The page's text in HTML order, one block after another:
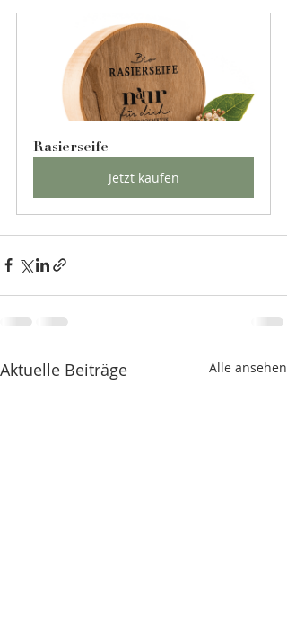
Rasierseife
Jetzt kaufen
Aktuelle Beiträge Alle ansehen